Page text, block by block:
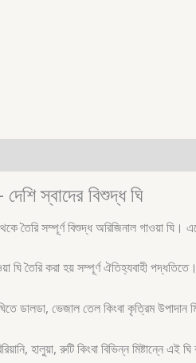
দেশি স্বাদের বিশুদ্ধ ঘি
তৈরি সম্পূর্ণ বিশুদ্ধ অরিজিনাল গাওয়া
ঘি তৈরি করা হয় সম্পূর্ণ ঐতিহ্যবাহী
ডালডা, ভেজাল তেল কিংবা কৃত্রিম
হালুয়া, রুটি কিংবা বিভিন্ন মিষ্টান্নে এই